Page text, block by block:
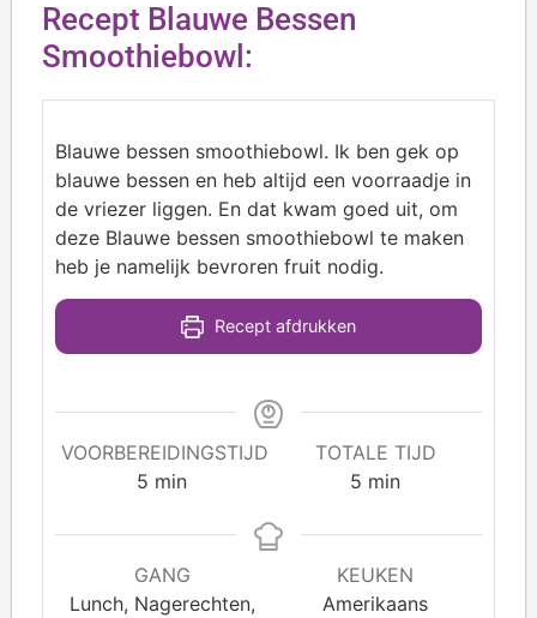
Recept Blauwe Bessen
Smoothiebowl:
Blauwe bessen smoothiebowl. Ik ben gek op
blauwe bessen en heb altijd een voorraadje in
de vriezer liggen. En dat kwam goed uit, om
deze Blauwe bessen smoothiebowl te maken
heb je namelijk bevroren fruit nodig.
Recept afdrukken
VOORBEREIDINGSTIJD
5 min
TOTALE TIJD
5 min
GANG
Lunch, Nagerechten,
KEUKEN
Amerikaans